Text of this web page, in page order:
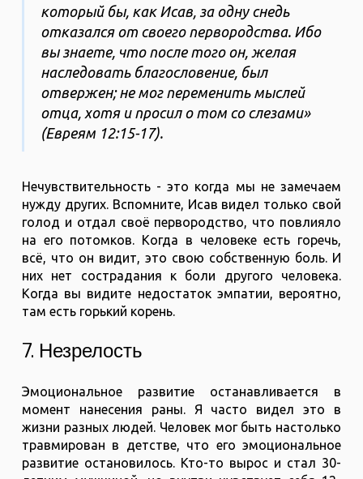
который бы, как Исав, за одну снедь
отказался от своего первородства. Ибо
вы знаете, что после того он, желая
наследовать благословение, был
отвержен; не мог переменить мыслей
отца, хотя и просил о том со слезами»
(Евреям‬ ‭12‬:‭15‬-‭17‬).
Нечувствительность - это когда мы не замечаем
нужду других. Вспомните, Исав видел только свой
голод и отдал своё первородство, что повлияло
на его потомков. Когда в человеке есть горечь,
всё, что он видит, это свою собственную боль. И
них нет сострадания к боли другого человека.
Когда вы видите недостаток эмпатии, вероятно,
там есть горький корень.
7. Незрелость
Эмоциональное развитие останавливается в
момент нанесения раны. Я часто видел это в
жизни разных людей. Человек мог быть настолько
травмирован в детстве, что его эмоциональное
развитие остановилось. Кто-то вырос и стал 30-